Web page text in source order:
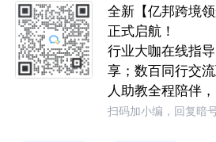
全新【亿邦跨境
正式启航！
行业大咖在线指
享；数百同行交
人助教全程陪伴
扫码加小编，回复暗